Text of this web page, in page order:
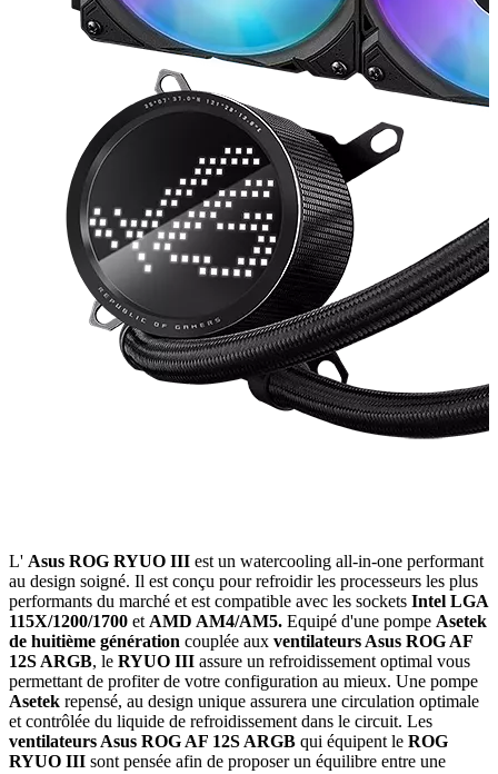
L' Asus ROG RYUO III est un watercooling all-in-one performant
au design soigné. Il est conçu pour refroidir les processeurs les plus
performants du marché et est compatible avec les sockets Intel LGA
115X/1200/1700 et AMD AM4/AM5. Equipé d'une pompe Asetek
de huitième génération couplée aux ventilateurs Asus ROG AF
12S ARGB, le RYUO III assure un refroidissement optimal vous
permettant de profiter de votre configuration au mieux. Une pompe
Asetek repensé, au design unique assurera une circulation optimale
et contrôlée du liquide de refroidissement dans le circuit. Les
ventilateurs Asus ROG AF 12S ARGB qui équipent le ROG
RYUO III sont pensée afin de proposer un équilibre entre une